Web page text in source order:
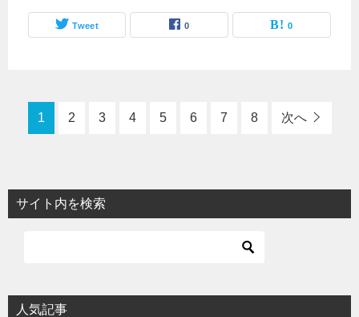
Tweet 0 0
1 2 3 4 5 6 7 8 次へ
サイト内を検索
人気記事